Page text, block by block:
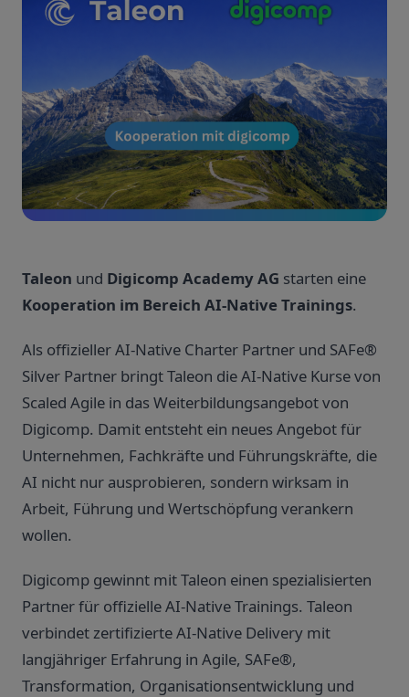
Taleon und Digicomp Academy AG starten eine
Kooperation im Bereich AI-Native Trainings.
Als offizieller AI-Native Charter Partner und SAFe®
Silver Partner bringt Taleon die AI-Native Kurse von
Scaled Agile in das Weiterbildungsangebot von
Digicomp. Damit entsteht ein neues Angebot für
Unternehmen, Fachkräfte und Führungskräfte, die
AI nicht nur ausprobieren, sondern wirksam in
Arbeit, Führung und Wertschöpfung verankern
wollen.
Digicomp gewinnt mit Taleon einen spezialisierten
Partner für offizielle AI-Native Trainings. Taleon
verbindet zertifizierte AI-Native Delivery mit
langjähriger Erfahrung in Agile, SAFe®,
Transformation, Organisationsentwicklung und